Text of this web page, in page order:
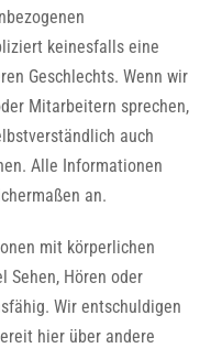
keinesfalls eine
Geschlechts. Wenn wir
Mitarbeitern sprechen,
auch
Alle Informationen
an.
mit körperlichen
Sehen, Hören oder
Wir entschuldigen
hier über andere